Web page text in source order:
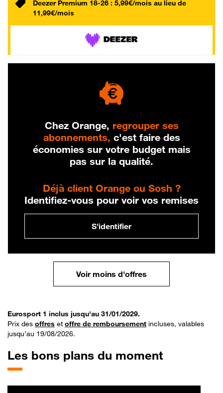
Deezer Premium 18-26 : 5,99€/mois au lieu de
11,99€/mois
Chez Orange, regrouper ses
abonnements, c'est faire des
économies sur votre budget mais
pas sur la qualité.
Déjà client Orange ou Sosh ?
Identifiez-vous pour voir vos remises
S'identifier
Voir moins d'offres
Eurosport 1 inclus jusqu'au 31/01/2029.
Prix des offres et offre de remboursement incluses, valables
jusqu’au 19/08/2026.
Les bons plans du moment